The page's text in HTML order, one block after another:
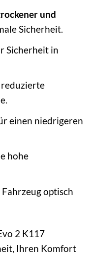
und
Sicherheit.
Sicherheit in
einen niedrigeren
hohe
Fahrzeug optisch
2 K117
Ihren Komfort